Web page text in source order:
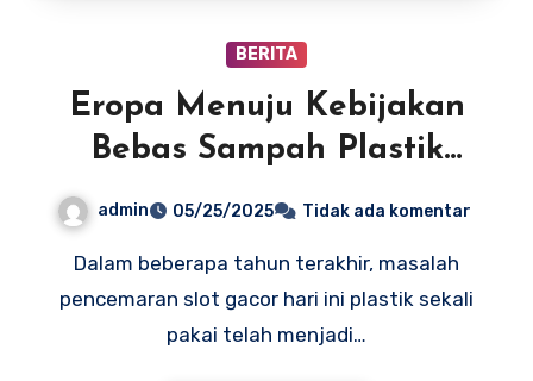
BERITA
Eropa Menuju Kebijakan
Bebas Sampah Plastik
admin 05/25/2025 Tidak ada komentar
Dalam beberapa tahun terakhir, masalah
pencemaran slot gacor hari ini plastik sekali
pakai telah menjadi…